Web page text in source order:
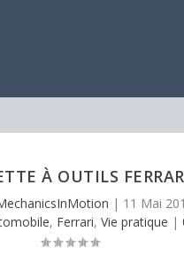
À OUTILS
| 11 Mai
, Ferrari, Vie pratique |